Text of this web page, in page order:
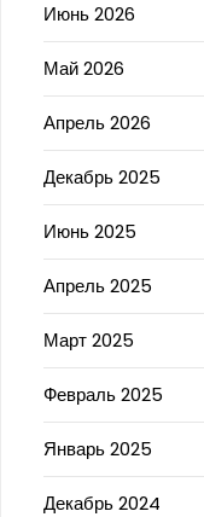
Июнь 2026
Май 2026
Апрель 2026
Декабрь 2025
Июнь 2025
Апрель 2025
Март 2025
Февраль 2025
Январь 2025
Декабрь 2024